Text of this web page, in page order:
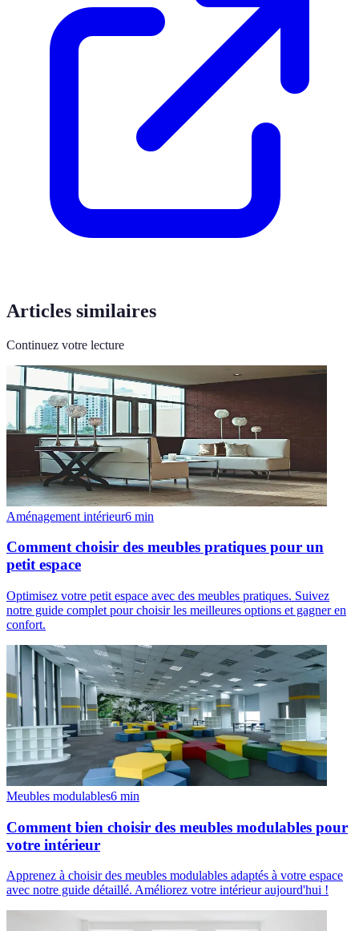
Articles similaires
Continuez votre lecture
Aménagement intérieur6 min
Comment choisir des meubles pratiques pour un
petit espace
Optimisez votre petit espace avec des meubles pratiques. Suivez
notre guide complet pour choisir les meilleures options et gagner en
confort.
Meubles modulables6 min
Comment bien choisir des meubles modulables pour
votre intérieur
Apprenez à choisir des meubles modulables adaptés à votre espace
avec notre guide détaillé. Améliorez votre intérieur aujourd'hui !